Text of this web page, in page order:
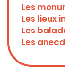
Les
Les lieux
Les
Les